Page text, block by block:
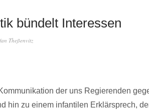
bündelt Interessen
Theßenvitz
der uns Regierenden
hin zu einem infantilen Erklärsprech,